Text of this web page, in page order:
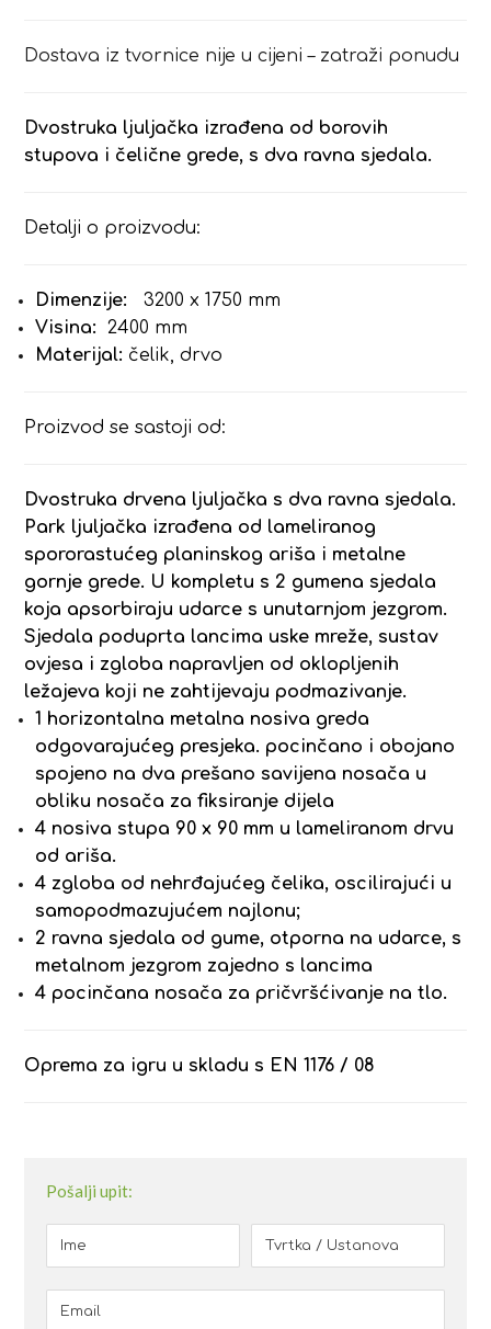
Dostava iz tvornice nije u cijeni – zatraži ponudu
Dvostruka ljuljačka izrađena od borovih
stupova i čelične grede, s dva ravna sjedala.
Detalji o proizvodu:
Dimenzije: 3200 x 1750 mm
Visina: 2400 mm
Materijal: čelik, drvo
Proizvod se sastoji od:
Dvostruka drvena ljuljačka s dva ravna sjedala.
Park ljuljačka izrađena od lameliranog
spororastućeg planinskog ariša i metalne
gornje grede. U kompletu s 2 gumena sjedala
koja apsorbiraju udarce s unutarnjom jezgrom.
Sjedala poduprta lancima uske mreže, sustav
ovjesa i zgloba napravljen od oklopljenih
ležajeva koji ne zahtijevaju podmazivanje.
1 horizontalna metalna nosiva greda
odgovarajućeg presjeka. pocinčano i obojano
spojeno na dva prešano savijena nosača u
obliku nosača za fiksiranje dijela
4 nosiva stupa 90 x 90 mm u lameliranom drvu
od ariša.
4 zgloba od nehrđajućeg čelika, oscilirajući u
samopodmazujućem najlonu;
2 ravna sjedala od gume, otporna na udarce, s
metalnom jezgrom zajedno s lancima
4 pocinčana nosača za pričvršćivanje na tlo.
Oprema za igru ​​u skladu s EN 1176 / 08
Pošalji upit: